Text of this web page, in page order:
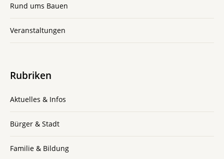
Rund ums Bauen
Veranstaltungen
Rubriken
Aktuelles & Infos
Bürger & Stadt
Familie & Bildung